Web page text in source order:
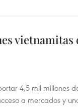
vietnamitas
4,5 mil millones
a mercados y